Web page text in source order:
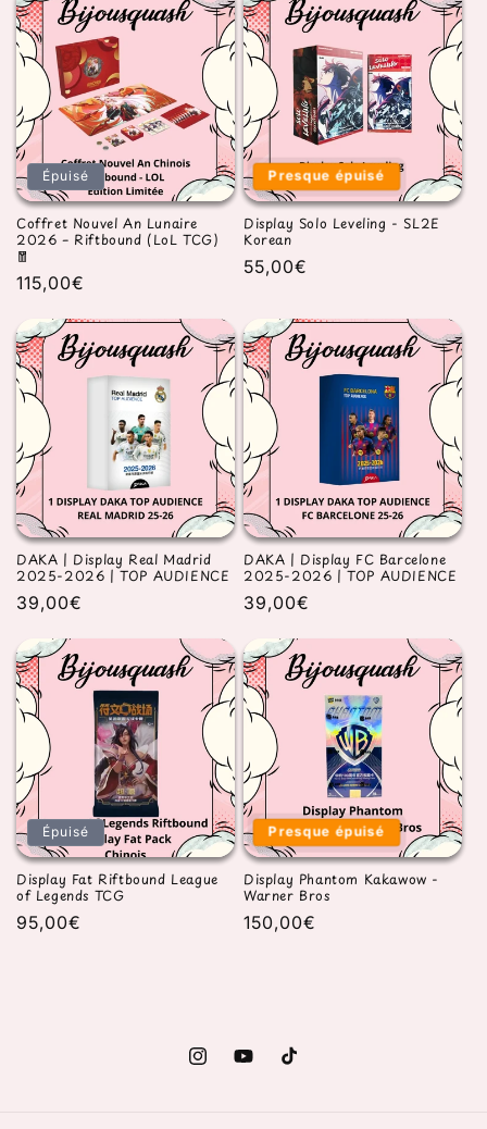
Épuisé
Coffret Nouvel An Lunaire
2026 – Riftbound (LoL TCG)
🧧
Prix
115,00€
Presque épuisé
Display Solo Leveling - SL2E
Korean
Prix
55,00€
DAKA | Display Real Madrid
2025-2026 | TOP AUDIENCE
Prix
39,00€
DAKA | Display FC Barcelone
2025-2026 | TOP AUDIENCE
Prix
39,00€
Épuisé
Display Fat Riftbound League
of Legends TCG
Prix
95,00€
Presque épuisé
Display Phantom Kakawow -
Warner Bros
Prix
150,00€
InstagramYouTubeTikTok